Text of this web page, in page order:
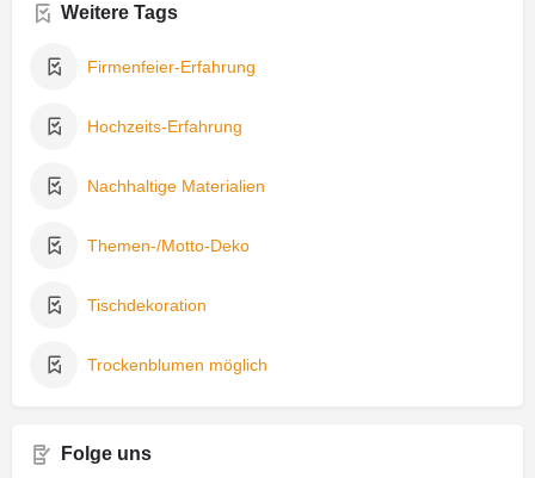
Weitere Tags
Firmenfeier-Erfahrung
Hochzeits-Erfahrung
Nachhaltige Materialien
Themen-/Motto-Deko
Tischdekoration
Trockenblumen möglich
Folge uns